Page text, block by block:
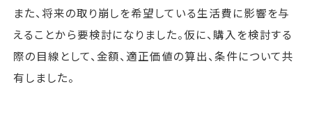
また、将来の取り崩しを希望している生活費に影響を与
えることから要検討になりました。仮に、購入を検討する
際の目線として、金額、適正価値の算出、条件について共
有しました。